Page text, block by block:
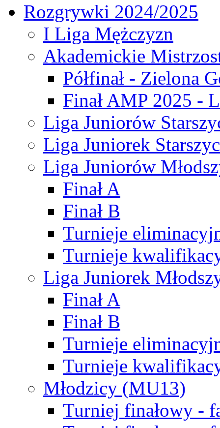
Rozgrywki 2024/2025
I Liga Mężczyzn
Akademickie
Półfinał - Zielona
Finał AMP 2025 -
Liga Juniorów
Liga Juniorek
Liga Juniorów
Finał A
Finał B
Turnieje
Turnieje
Liga Juniorek
Finał A
Finał B
Turnieje
Turnieje
Młodzicy (MU13)
Turniej finałowy -